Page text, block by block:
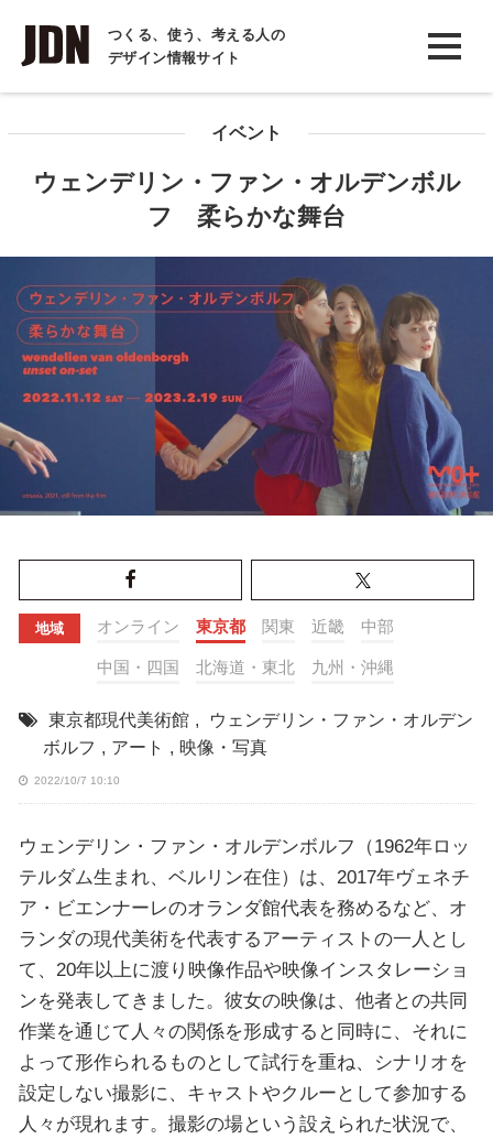
つくる、使う、考える人の
デザイン情報サイト
INTERVIEW
インタビュー
COLUMN
イベント
ウェンデリン・ファン・オルデンボル
フ 柔らかな舞台
地域 オンライン 東京都 関東 近畿 中部
中国・四国 北海道・東北 九州・沖縄
東京都現代美術館 ,
ウェンデリン・ファン・オルデン
ボルフ , アート , 映像・写真
2022/10/7 10:10
ウェンデリン・ファン・オルデンボルフ（1962年ロッ
テルダム生まれ、ベルリン在住）は、2017年ヴェネチ
ア・ビエンナーレのオランダ館代表を務めるなど、オ
ランダの現代美術を代表するアーティストの一人とし
て、20年以上に渡り映像作品や映像インスタレーショ
ンを発表してきました。彼女の映像は、他者との共同
作業を通じて人々の関係を形成すると同時に、それに
よって形作られるものとして試行を重ね、シナリオを
設定しない撮影に、キャストやクルーとして参加する
人々が現れます。撮影の場という設えられた状況で、